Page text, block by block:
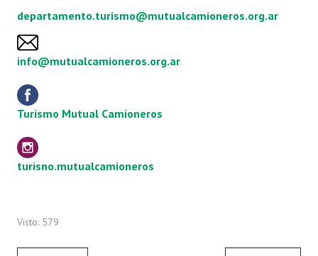
departamento.turismo@mutualcamioneros.org.ar
info@mutualcamioneros.org.ar
Turismo Mutual Camioneros
turisno.mutualcamioneros
Visto: 579